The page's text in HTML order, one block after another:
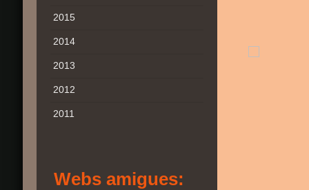
2015
2014
2013
2012
2011
Webs amigues: